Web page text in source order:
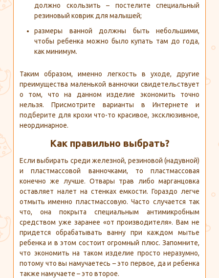
должно скользить – постелите специальный
резиновый коврик для малышей;
размеры ванной должны быть небольшими,
чтобы ребенка можно было купать там до года,
как минимум.
Таким образом, именно легкость в уходе, другие
преимущества маленькой ванночки свидетельствует
о том, что на данном изделие экономить точно
нельзя. Присмотрите варианты в Интернете и
подберите для крохи что-то красивое, эксклюзивное,
неординарное.
Как правильно выбрать?
Если выбирать среди железной, резиновой (надувной)
и пластмассовой ванночками, то пластмассовая
конечно же лучше. Отвары трав либо марганцовка
оставляет налет на стенках емкости. Гораздо легче
отмыть именно пластмассовую. Часто случается так
что, она покрыта специальным антимикробным
средством уже заранее «от производителя». Вам не
придется обрабатывать ванну при каждом мытье
ребенка и в этом состоит огромный плюс. Запомните,
что экономить на таком изделие просто неразумно,
потому что вы намучаетесь – это первое, да и ребенка
также намучаете – это второе.